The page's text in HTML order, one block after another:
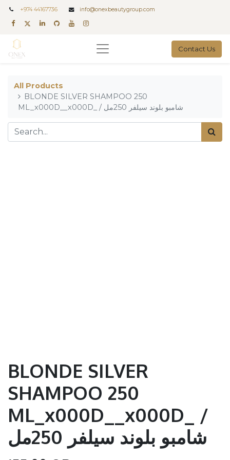
+974 44167736 info@onexbeautygroup.com
Contact Us
All Products
BLONDE SILVER SHAMPOO 250
ML_x000D__x000D_ / شامبو بلوند سيلفر 250مل
BLONDE SILVER
SHAMPOO 250
ML_x000D__x000D_ /
شامبو بلوند سيلفر 250مل